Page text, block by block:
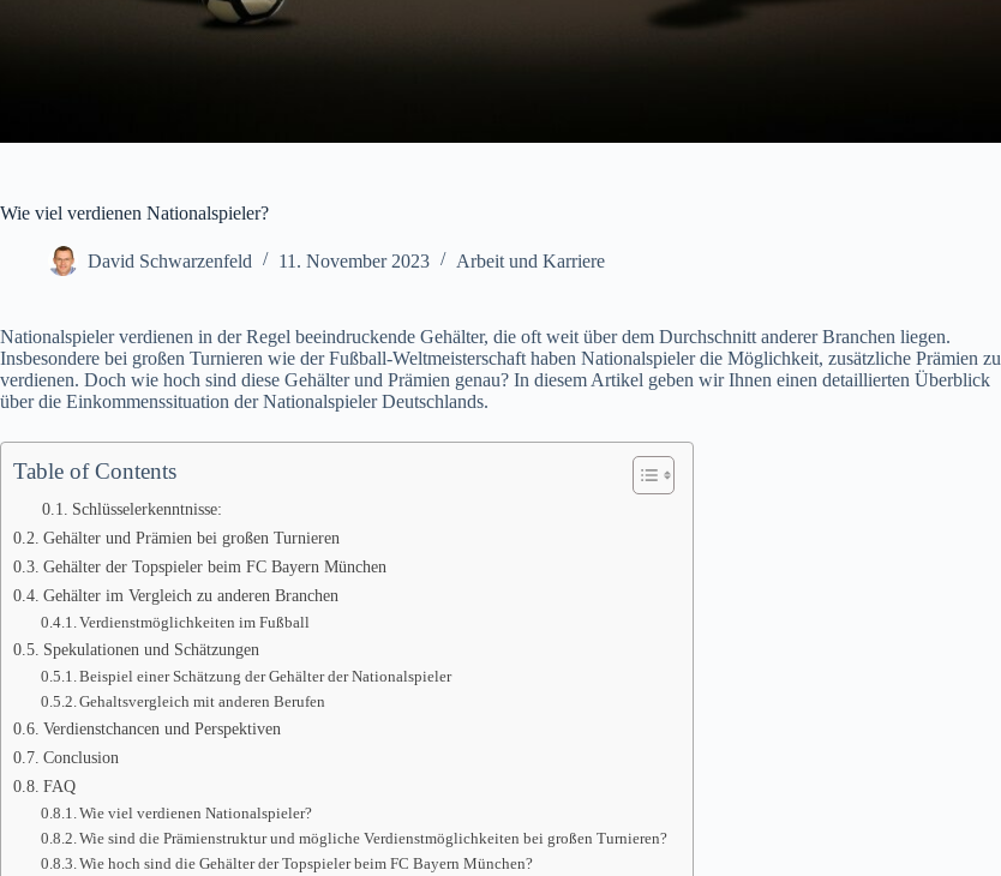
Wie viel verdienen Nationalspieler?
David Schwarzenfeld 11. November 2023 Arbeit und Karriere
Nationalspieler verdienen in der Regel beeindruckende Gehälter, die oft weit über dem Durchschnitt anderer Branchen liegen.
Insbesondere bei großen Turnieren wie der Fußball-Weltmeisterschaft haben Nationalspieler die Möglichkeit, zusätzliche Prämien zu
verdienen. Doch wie hoch sind diese Gehälter und Prämien genau? In diesem Artikel geben wir Ihnen einen detaillierten Überblick
über die Einkommenssituation der Nationalspieler Deutschlands.
Table of Contents
Schlüsselerkenntnisse:
Gehälter und Prämien bei großen Turnieren
Gehälter der Topspieler beim FC Bayern München
Gehälter im Vergleich zu anderen Branchen
Verdienstmöglichkeiten im Fußball
Spekulationen und Schätzungen
Beispiel einer Schätzung der Gehälter der Nationalspieler
Gehaltsvergleich mit anderen Berufen
Verdienstchancen und Perspektiven
Conclusion
FAQ
Wie viel verdienen Nationalspieler?
Wie sind die Prämienstruktur und mögliche Verdienstmöglichkeiten bei großen Turnieren?
Wie hoch sind die Gehälter der Topspieler beim FC Bayern München?